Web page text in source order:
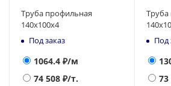
Труба профильная
140х100х4
Под заказ
1064.4 ₽/м
74 508 ₽/т.
Под
73